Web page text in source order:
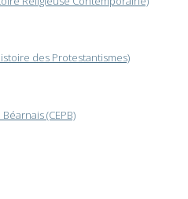
des Protestantismes)
(CEPB)